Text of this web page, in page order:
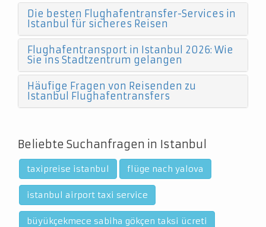
Die besten Flughafentransfer-Services in
Istanbul für sicheres Reisen
Flughafentransport in Istanbul 2026: Wie
Sie ins Stadtzentrum gelangen
Häufige Fragen von Reisenden zu
Istanbul Flughafentransfers
Beliebte Suchanfragen in Istanbul
taxipreise istanbul flüge nach yalova
istanbul airport taxi service
büyükçekmece sabiha gökçen taksi ücreti